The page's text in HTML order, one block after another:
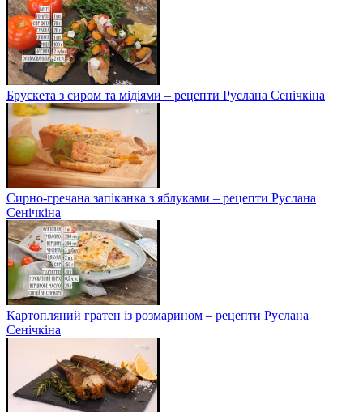
Брускета з сиром та мідіями – рецепти Руслана Сенічкіна
Сирно-гречана запіканка з яблуками – рецепти Руслана
Сенічкіна
Картопляний гратен із розмарином – рецепти Руслана
Сенічкіна